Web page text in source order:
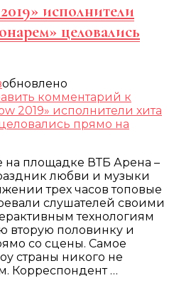
исполнители
целовались
обновлено
комментарий к
2019» исполнители хита
прямо на
площадке ВТБ Арена –
любви и музыки
трех часов топовые
слушателей своими
технологиям
вторую половинку и
со сцены. Самое
страны никого не
Корреспондент …